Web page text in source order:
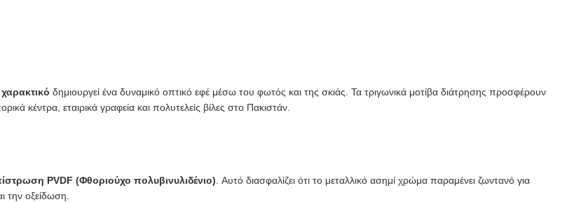
δημιουργεί ένα δυναμικό οπτικό εφέ μέσω του φωτός και της σκιάς. Τα τριγωνικά μοτίβα διάτρησης προσφέρουν
κέντρα, εταιρικά γραφεία και πολυτελείς βίλες στο Πακιστάν.
PVDF (Φθοριούχο πολυβινυλιδένιο) . Αυτό διασφαλίζει ότι το μεταλλικό ασημί χρώμα παραμένει ζωντανό για
την οξείδωση.